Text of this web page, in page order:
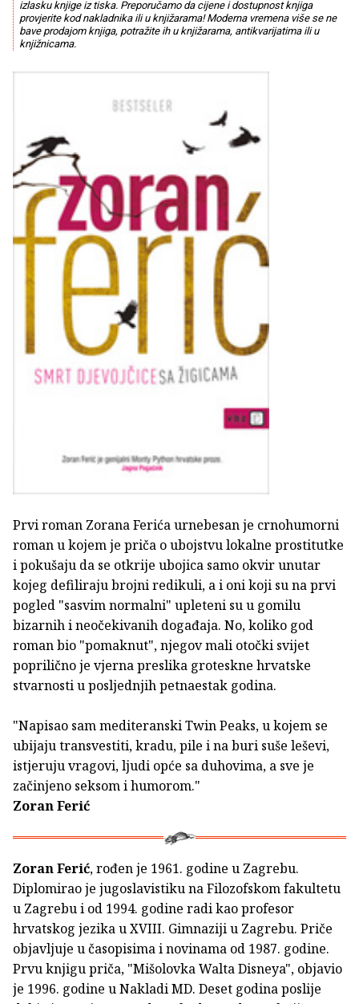
izlasku knjige iz tiska. Preporučamo da cijene i dostupnost knjiga
provjerite kod nakladnika ili u knjižarama! Moderna vremena više se ne
bave prodajom knjiga, potražite ih u knjižarama, antikvarijatima ili u
knjižnicama.
Prvi roman Zorana Ferića urnebesan je crnohumorni
roman u kojem je priča o ubojstvu lokalne prostitutke
i pokušaju da se otkrije ubojica samo okvir unutar
kojeg defiliraju brojni redikuli, a i oni koji su na prvi
pogled "sasvim normalni" upleteni su u gomilu
bizarnih i neočekivanih događaja. No, koliko god
roman bio "pomaknut", njegov mali otočki svijet
poprilično je vjerna preslika groteskne hrvatske
stvarnosti u posljednjih petnaestak godina.
"Napisao sam mediteranski Twin Peaks, u kojem se
ubijaju transvestiti, kradu, pile i na buri suše leševi,
istjeruju vragovi, ljudi opće sa duhovima, a sve je
začinjeno seksom i humorom."
Zoran Ferić
Zoran Ferić, rođen je 1961. godine u Zagrebu.
Diplomirao je jugoslavistiku na Filozofskom fakultetu
u Zagrebu i od 1994. godine radi kao profesor
hrvatskog jezika u XVIII. Gimnaziji u Zagrebu. Priče
objavljuje u časopisima i novinama od 1987. godine.
Prvu knjigu priča, "Mišolovka Walta Disneya", objavio
je 1996. godine u Nakladi MD. Deset godina poslije